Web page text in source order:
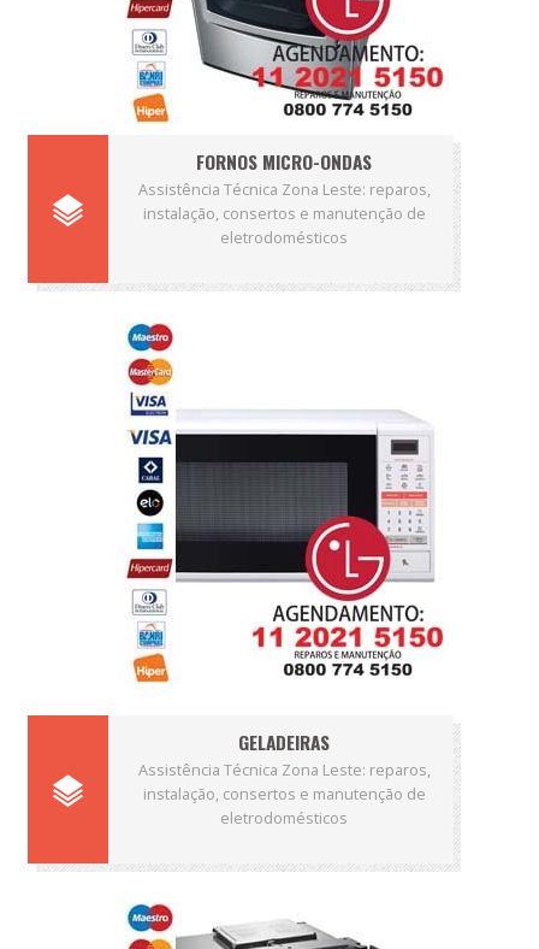
FORNOS MICRO-ONDAS
Assistência Técnica Zona Leste: reparos,
instalação, consertos e manutenção de
eletrodomésticos
GELADEIRAS
Assistência Técnica Zona Leste: reparos,
instalação, consertos e manutenção de
eletrodomésticos